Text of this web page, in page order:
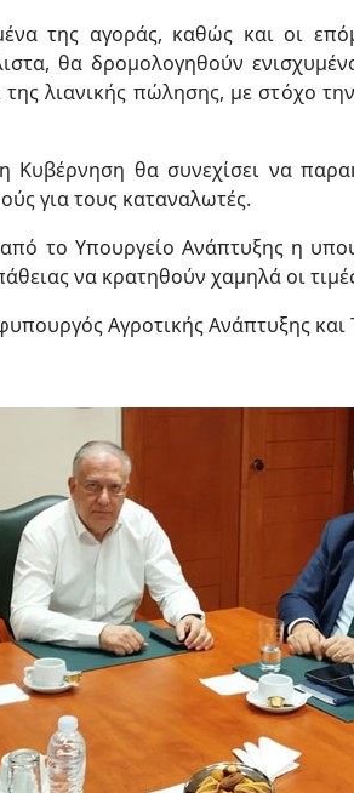
της αγοράς, καθώς και οι
θα δρομολογηθούν
της λιανικής πώλησης, με στόχο
Kυβέρνηση θα συνεχίσει να
για τους καταναλωτές.
το Υπουργείο Ανάπτυξης η
να κρατηθούν χαμηλά οι
Αγροτικής Ανάπτυξης